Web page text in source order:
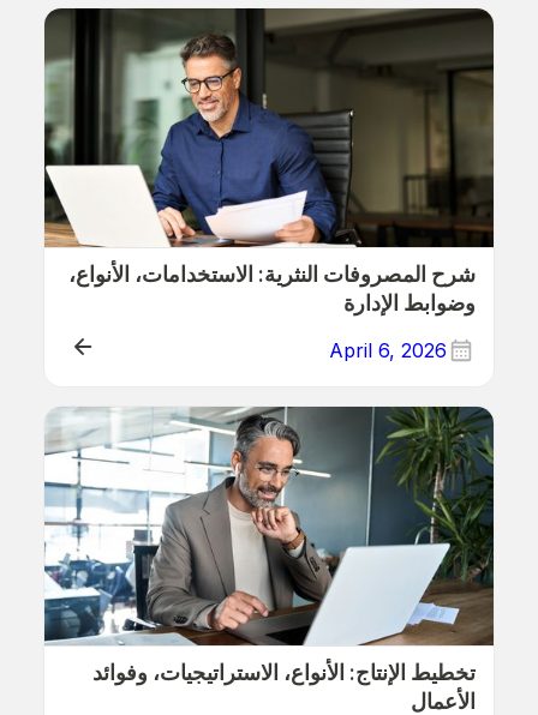
ERP
شرح المصروفات النثرية: الاستخدامات، الأنواع،
وضوابط الإدارة
April 6, 2026
تخطيط الإنتاج: الأنواع، الاستراتيجيات، وفوائد
الأعمال